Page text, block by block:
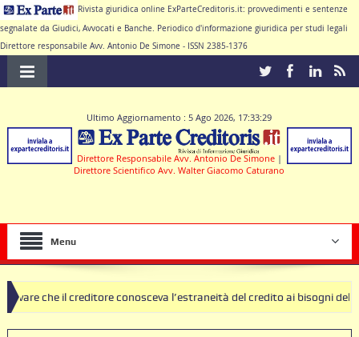
Rivista giuridica online ExParteCreditoris.it: provvedimenti e sentenze
segnalate da Giudici, Avvocati e Banche. Periodico d'informazione giuridica per studi legali
Direttore responsabile Avv. Antonio De Simone - ISSN 2385-1376
Ultimo Aggiornamento : 5 Ago 2026, 17:33:29
Direttore Responsabile Avv. Antonio De Simone |
Direttore Scientifico Avv. Walter Giacomo Caturano
Menu
creditore conosceva l’estraneità del credito ai bisogni della famiglia
nulle deve produrre il contratto di conto corrente